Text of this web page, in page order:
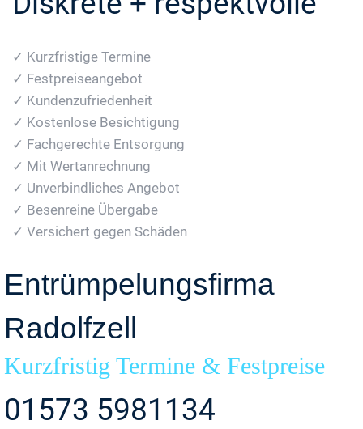
✓ Kurzfristige Termine
✓ Festpreiseangebot
✓ Kundenzufriedenheit
✓ Kostenlose Besichtigung
✓ Fachgerechte Entsorgung
✓ Mit Wertanrechnung
✓ Unverbindliches Angebot
✓ Besenreine Übergabe
✓ Versichert gegen Schäden
Entrümpelungsfirma
Radolfzell
Kurzfristig Termine & Festpreise
01573 5981134